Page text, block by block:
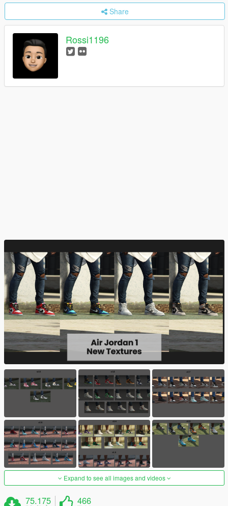
Share
Rossi1196
Expand to see all images and videos
75.175 466